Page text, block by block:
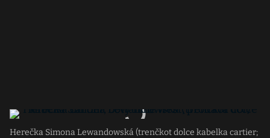
Herečka Simona Lewandowská (trenčkot dolce kabelka cartier;